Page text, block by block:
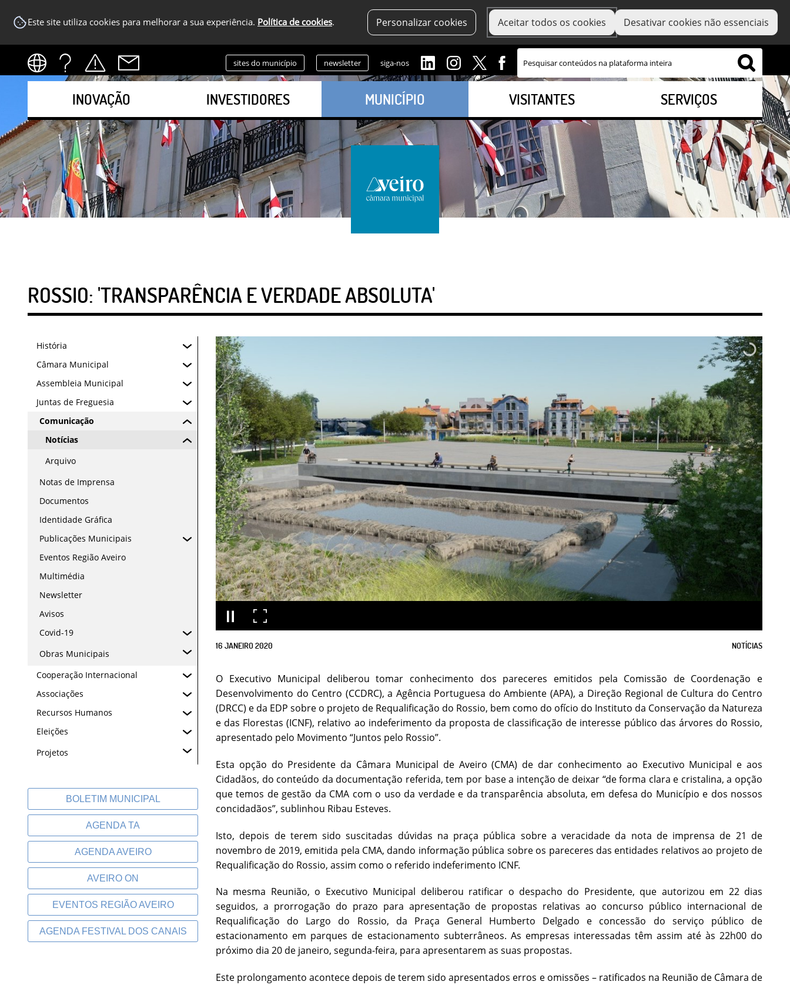
Este site utiliza cookies para melhorar a sua experiência. Política de cookies. Personalizar cookies Aceitar todos os cookies Desativar cookies não essenciais
sites do município newsletter siga-nos
INOVAÇÃO INVESTIDORES MUNICÍPIO VISITANTES SERVIÇOS
ROSSIO: 'TRANSPARÊNCIA E VERDADE ABSOLUTA'
História
Câmara Municipal
Assembleia Municipal
Juntas de Freguesia
Comunicação
Notícias
Arquivo
Notas de Imprensa
Documentos
Identidade Gráfica
Publicações Municipais
Eventos Região Aveiro
Multimédia
Newsletter
Avisos
Covid-19
Obras Municipais
Cooperação Internacional
Associações
Recursos Humanos
Eleições
Projetos
BOLETIM MUNICIPAL
AGENDA TA
AGENDA AVEIRO
AVEIRO ON
EVENTOS REGIÃO AVEIRO
AGENDA FESTIVAL DOS CANAIS
16 JANEIRO2020 NOTÍCIAS
O Executivo Municipal deliberou tomar conhecimento dos pareceres emitidos pela Comissão de Coordenação e
Desenvolvimento do Centro (CCDRC), a Agência Portuguesa do Ambiente (APA), a Direção Regional de Cultura do Centro
(DRCC) e da EDP sobre o projeto de Requalificação do Rossio, bem como do ofício do Instituto da Conservação da Natureza
e das Florestas (ICNF), relativo ao indeferimento da proposta de classificação de interesse público das árvores do Rossio,
apresentado pelo Movimento “Juntos pelo Rossio”.
Esta opção do Presidente da Câmara Municipal de Aveiro (CMA) de dar conhecimento ao Executivo Municipal e aos
Cidadãos, do conteúdo da documentação referida, tem por base a intenção de deixar “de forma clara e cristalina, a opção
que temos de gestão da CMA com o uso da verdade e da transparência absoluta, em defesa do Município e dos nossos
concidadãos”, sublinhou Ribau Esteves.
Isto, depois de terem sido suscitadas dúvidas na praça pública sobre a veracidade da nota de imprensa de 21 de
novembro de 2019, emitida pela CMA, dando informação pública sobre os pareceres das entidades relativos ao projeto de
Requalificação do Rossio, assim como o referido indeferimento ICNF.
Na mesma Reunião, o Executivo Municipal deliberou ratificar o despacho do Presidente, que autorizou em 22 dias
seguidos, a prorrogação do prazo para apresentação de propostas relativas ao concurso público internacional de
Requalificação do Largo do Rossio, da Praça General Humberto Delgado e concessão do serviço público de
estacionamento em parques de estacionamento subterrâneos. As empresas interessadas têm assim até às 22h00 do
próximo dia 20 de janeiro, segunda-feira, para apresentarem as suas propostas.
Este prolongamento acontece depois de terem sido apresentados erros e omissões – ratificados na Reunião de Câmara de